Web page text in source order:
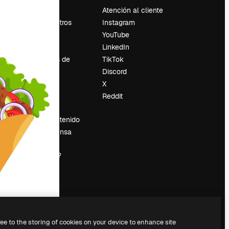
Sobre nosotros
Tendencias de
Blog
Eventos
Slidesgo
Vender contenido
Sala de prensa
magnific.ai?
Atención al cliente
Instagram
YouTube
LinkedIn
TikTok
Discord
X
Reddit
to the storing of cookies on your device to enhance site